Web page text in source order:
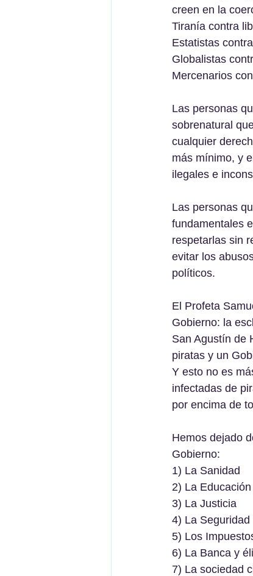
creen en la
Tiranía contra
Estatistas
Globalistas
Mercenarios
Las personas
sobrenatural
cualquier
más mínimo, y
ilegales e
Las personas
fundamentales
respetarlas sin
evitar los
políticos.
El Profeta
Gobierno: la
San Agustín de
piratas y un
Y esto no es
infectadas de
por encima de
Hemos dejado
Gobierno:
1) La Sanidad
2) La Educación
3) La Justicia
4) La Seguridad
5) Los
6) La Banca y
7) La sociedad